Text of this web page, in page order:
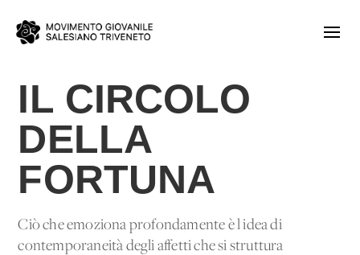
IL CIRCOLO
DELLA
FORTUNA
Ciò che emoziona profondamente è l'idea di
contemporaneità degli affetti che si struttura